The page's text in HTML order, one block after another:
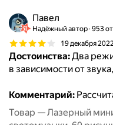
Павел
Надёжный автор 953
19 декабря 2022
Достоинства:Два
в зависимости от
Комментарий:
Товар — Лазерный